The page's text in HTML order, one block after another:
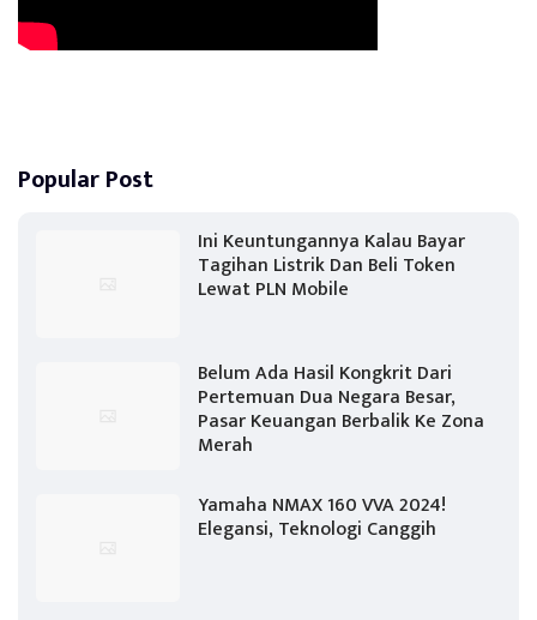
Popular Post
Ini Keuntungannya Kalau Bayar
Tagihan Listrik Dan Beli Token
Lewat PLN Mobile
Belum Ada Hasil Kongkrit Dari
Pertemuan Dua Negara Besar,
Pasar Keuangan Berbalik Ke Zona
Merah
Yamaha NMAX 160 VVA 2024!
Elegansi, Teknologi Canggih